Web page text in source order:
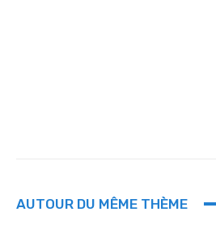
AUTOUR DU MÊME THÈME